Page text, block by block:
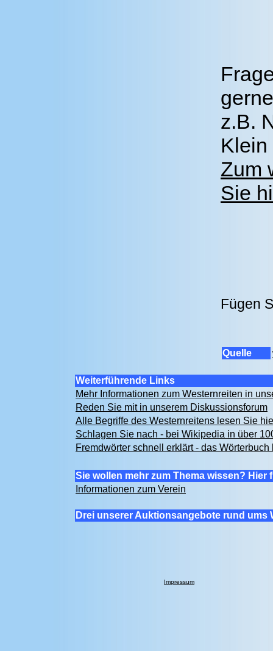
z.B.
Klein
Zum
Sie
Fügen
Quelle
Weiterführende Links
Mehr Informationen zum Westernreiten in
Reden Sie mit in unserem Diskussionsforum
Alle Begriffe des Westernreitens lesen Sie
Schlagen Sie nach - bei Wikipedia in über
Fremdwörter schnell erklärt - das Wörterbuch
Sie wollen mehr zum Thema wissen? Hier
Informationen zum Verein
Drei unserer Auktionsangebote rund ums
Impressum